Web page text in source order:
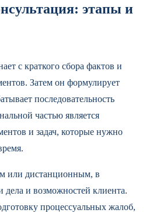
этапы и
с краткого сбора фактов и
Затем он формулирует
последовательность
частью является
и задач, которые нужно
или дистанционным, в
дела и возможностей клиента.
процессуальных жалоб,